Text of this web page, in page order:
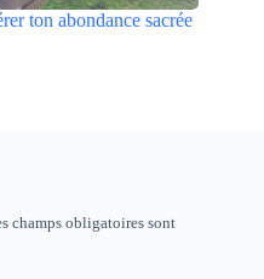
ton abondance sacrée
champs obligatoires sont